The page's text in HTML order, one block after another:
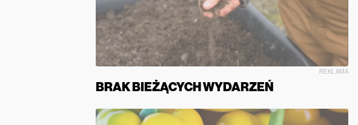
REKLAMA
BRAK BIEŻĄCYCH WYDARZEŃ